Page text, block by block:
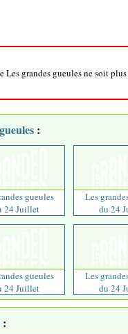
Les grandes gueules ne soit
:
gueules
24 Juillet
Les
du 24
gueules
24 Juillet
Les
du 24
: